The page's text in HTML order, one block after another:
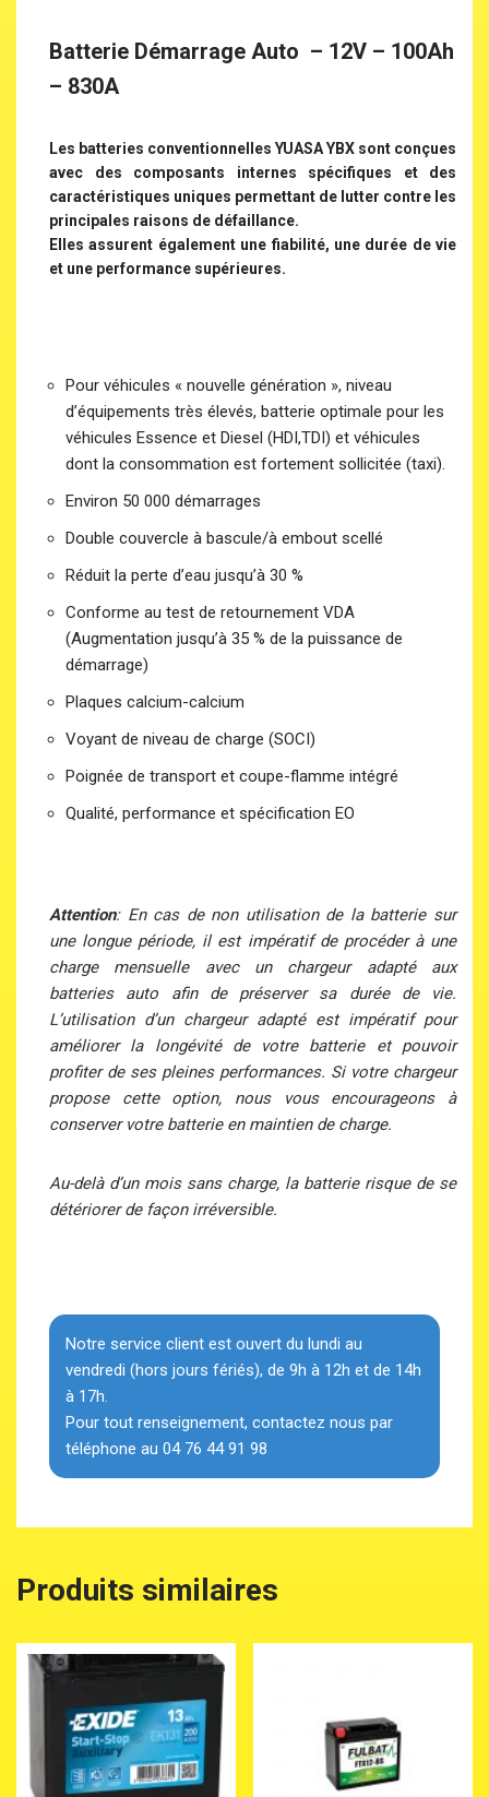
Batterie Démarrage Auto – 12V – 100Ah
– 830A
Les batteries conventionnelles YUASA YBX sont conçues
avec des composants internes spécifiques et des
caractéristiques uniques permettant de lutter contre les
principales raisons de défaillance.
Elles assurent également une fiabilité, une durée de vie
et une performance supérieures.
Pour véhicules « nouvelle génération », niveau
d’équipements très élevés, batterie optimale pour les
véhicules Essence et Diesel (HDI,TDI) et véhicules
dont la consommation est fortement sollicitée (taxi).
Environ 50 000 démarrages
Double couvercle à bascule/à embout scellé
Réduit la perte d’eau jusqu’à 30 %
Conforme au test de retournement VDA
(Augmentation jusqu’à 35 % de la puissance de
démarrage)
Plaques calcium-calcium
Voyant de niveau de charge (SOCI)
Poignée de transport et coupe-flamme intégré
Qualité, performance et spécification EO
Attention: En cas de non utilisation de la batterie sur
une longue période, il est impératif de procéder à une
charge mensuelle avec un chargeur adapté aux
batteries auto afin de préserver sa durée de vie.
L’utilisation d’un chargeur adapté est impératif pour
améliorer la longévité de votre batterie et pouvoir
profiter de ses pleines performances. Si votre chargeur
propose cette option, nous vous encourageons à
conserver votre batterie en maintien de charge.
Au-delà d’un mois sans charge, la batterie risque de se
détériorer de façon irréversible.
Notre service client est ouvert du lundi au
vendredi (hors jours fériés), de 9h à 12h et de 14h
à 17h.
Pour tout renseignement, contactez nous par
téléphone au 04 76 44 91 98
Produits similaires